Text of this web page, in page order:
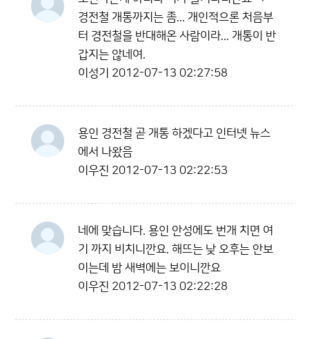
경전철 개통까지는 좀... 개인적으론 처음부
터 경전철을 반대해온 사람이라... 개통이 반
갑지는 않네여.
이성기 2012-07-13 02:27:58
용인 경전철 곧 개통 하겠다고 인터넷 뉴스
에서 나왔음
이우진 2012-07-13 02:22:53
네에 맞습니다. 용인 안성에도 번개 치면 여
기 까지 비치니깐요. 해뜨는 낮 오후는 안보
이는데 밤 새벽에는 보이니깐요
이우진 2012-07-13 02:22:28